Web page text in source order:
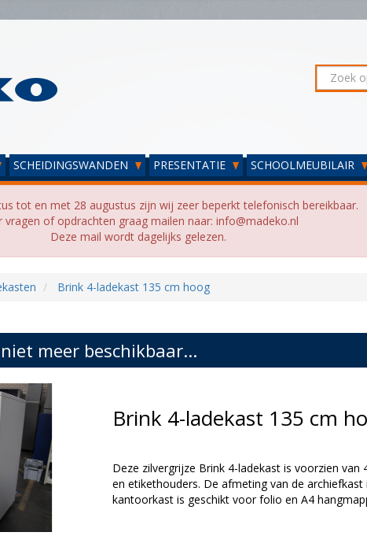
SCHEIDINGSWANDEN PRESENTATIE SCHOOLMEUBILAIR
tot en met 28 augustus zijn wij zeer beperkt telefonisch bereikbaar.
vragen of opdrachten graag mailen naar: info@madeko.nl
Deze mail wordt dagelijks gelezen.
Brink 4-ladekast 135 cm hoog
meer beschikbaar...
Brink 4-ladekast 135 cm
Deze zilvergrijze Brink 4-ladekast is voorzien
en etikethouders. De afmeting van de archiefkast
kantoorkast is geschikt voor folio en A4